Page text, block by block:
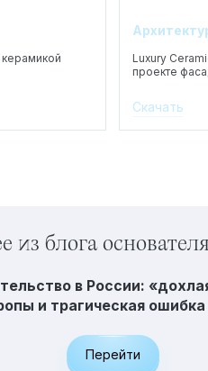
Luxury
проекте
Скачать
из блога
в России:
и трагическая
Перейти